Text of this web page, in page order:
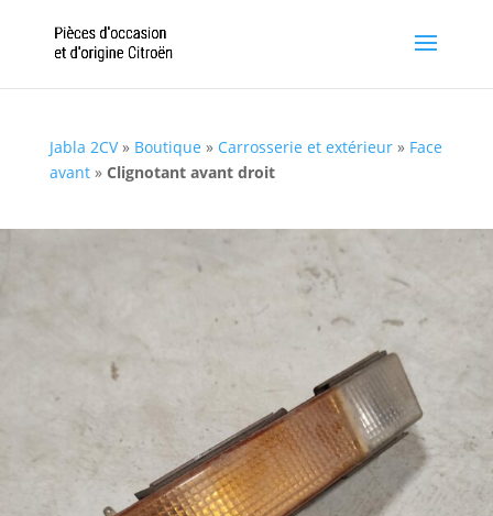
Jabla 2CV» Boutique » Carrosserie et extérieur» Face
avant» Clignotant avant droit